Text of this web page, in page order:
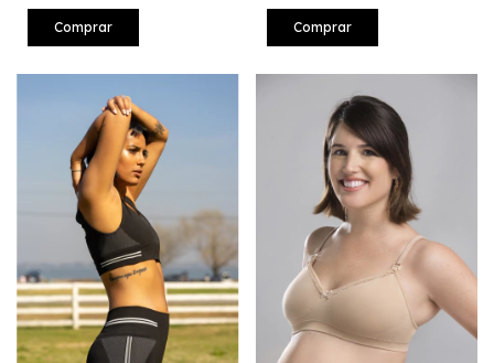
Comprar Comprar